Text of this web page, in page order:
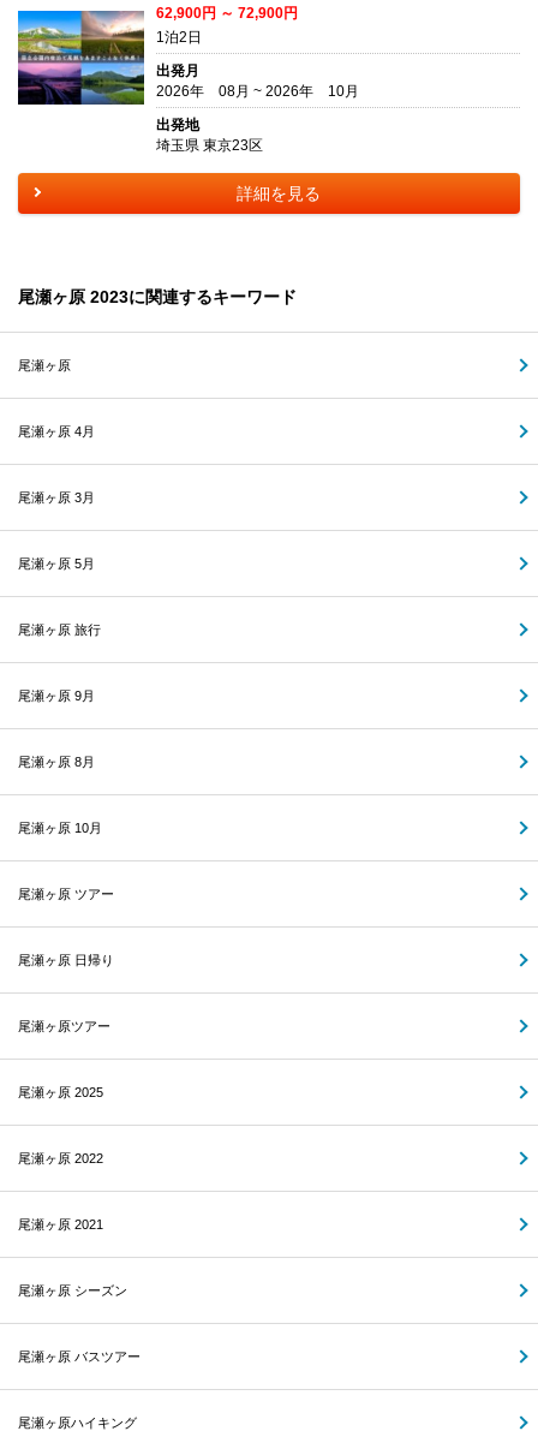
62,900円 ～ 72,900円
1泊2日
出発月
2026年 08月 ~ 2026年 10月
出発地
埼玉県 東京23区
詳細を見る
尾瀬ヶ原 2023に関連するキーワード
尾瀬ヶ原
尾瀬ヶ原 4月
尾瀬ヶ原 3月
尾瀬ヶ原 5月
尾瀬ヶ原 旅行
尾瀬ヶ原 9月
尾瀬ヶ原 8月
尾瀬ヶ原 10月
尾瀬ヶ原 ツアー
尾瀬ヶ原 日帰り
尾瀬ヶ原ツアー
尾瀬ヶ原 2025
尾瀬ヶ原 2022
尾瀬ヶ原 2021
尾瀬ヶ原 シーズン
尾瀬ヶ原 バスツアー
尾瀬ヶ原ハイキング